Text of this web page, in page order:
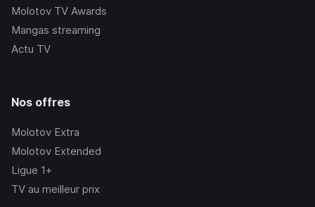
Molotov TV Awards
Mangas streaming
Actu TV
Nos offres
Molotov Extra
Molotov Extended
Ligue 1+
TV au meilleur prix